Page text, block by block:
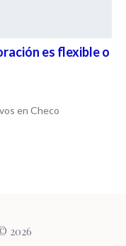
es flexible o
en Checo
2026